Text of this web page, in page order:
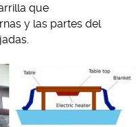
que
y las partes del